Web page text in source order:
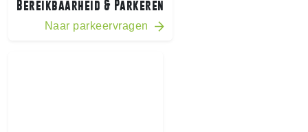
Bereikbaarheid & Parkeren
Naar parkeervragen